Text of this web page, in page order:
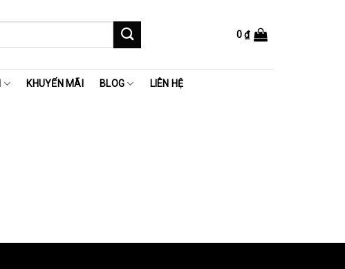
0₫
KHUYẾN MÃI BLOG LIÊN HỆ